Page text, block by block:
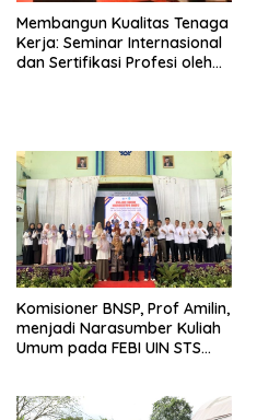
Membangun Kualitas Tenaga
Kerja: Seminar Internasional
dan Sertifikasi Profesi oleh
Komisioner BNSP, Prof Amilin,
menjadi Narasumber Kuliah
Umum pada FEBI UIN STS